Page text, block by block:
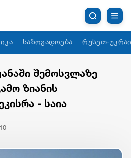
საზოგადოება რუსეთ-
შემოსვლაზე
ზიანის
- საია